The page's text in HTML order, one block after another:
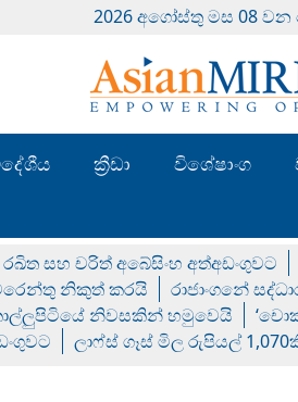
2026 අගෝස්‍තු මස 08 වන
ක්‍රීඩා විශේෂාංග
සහ චරිත් අබේසිංහ අත්අඩංගුවට
නිකුත් කරයි
රාජාංගනේ
නිවසකින් හමුවෙයි
ලාෆ්ස් ගෑස් මිල රුපියල්